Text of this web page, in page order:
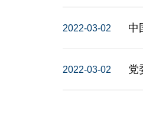
2022-03-02 中
2022-03-02 党